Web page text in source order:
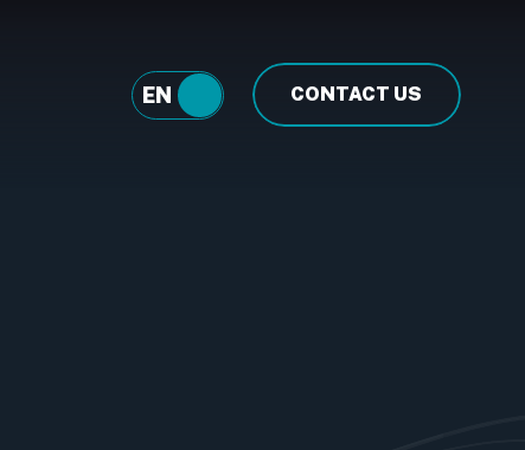
EN CONTACT US